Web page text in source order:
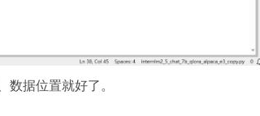
数据位置就好了。